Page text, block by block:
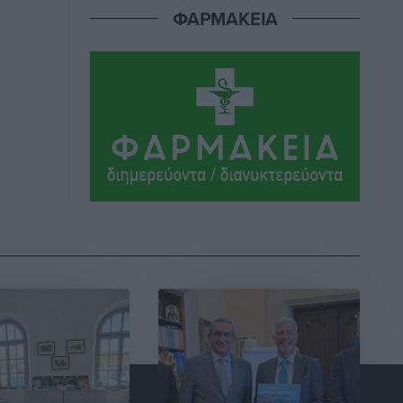
βάσανα της προετοιμασίας
πριν 7 ώρες
Εθνικός Αρχίπολης: Μεγάλο βήμα
προόδου η ίδρυση Ακαδημίας
πριν 7 ώρες
ΠΑΜΕ ΣΤΟΙΧΗΜΑ: Περισσότερα από 95
εκατομμύρια ευρώ σε κέρδη μοίρασε
τον Ιούλιο
ΦΑΡΜΑΚΕΙΑ